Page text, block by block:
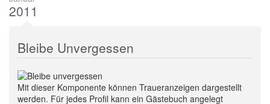
2011
Bleibe Unvergessen
Mit dieser Komponente können Traueranzeigen dargestellt
werden. Für jedes Profil kann ein Gästebuch angelegt